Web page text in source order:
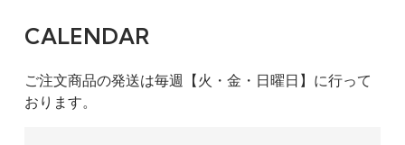
CALENDAR
ご注文商品の発送は毎週【火・金・日曜日】に行って
おります。